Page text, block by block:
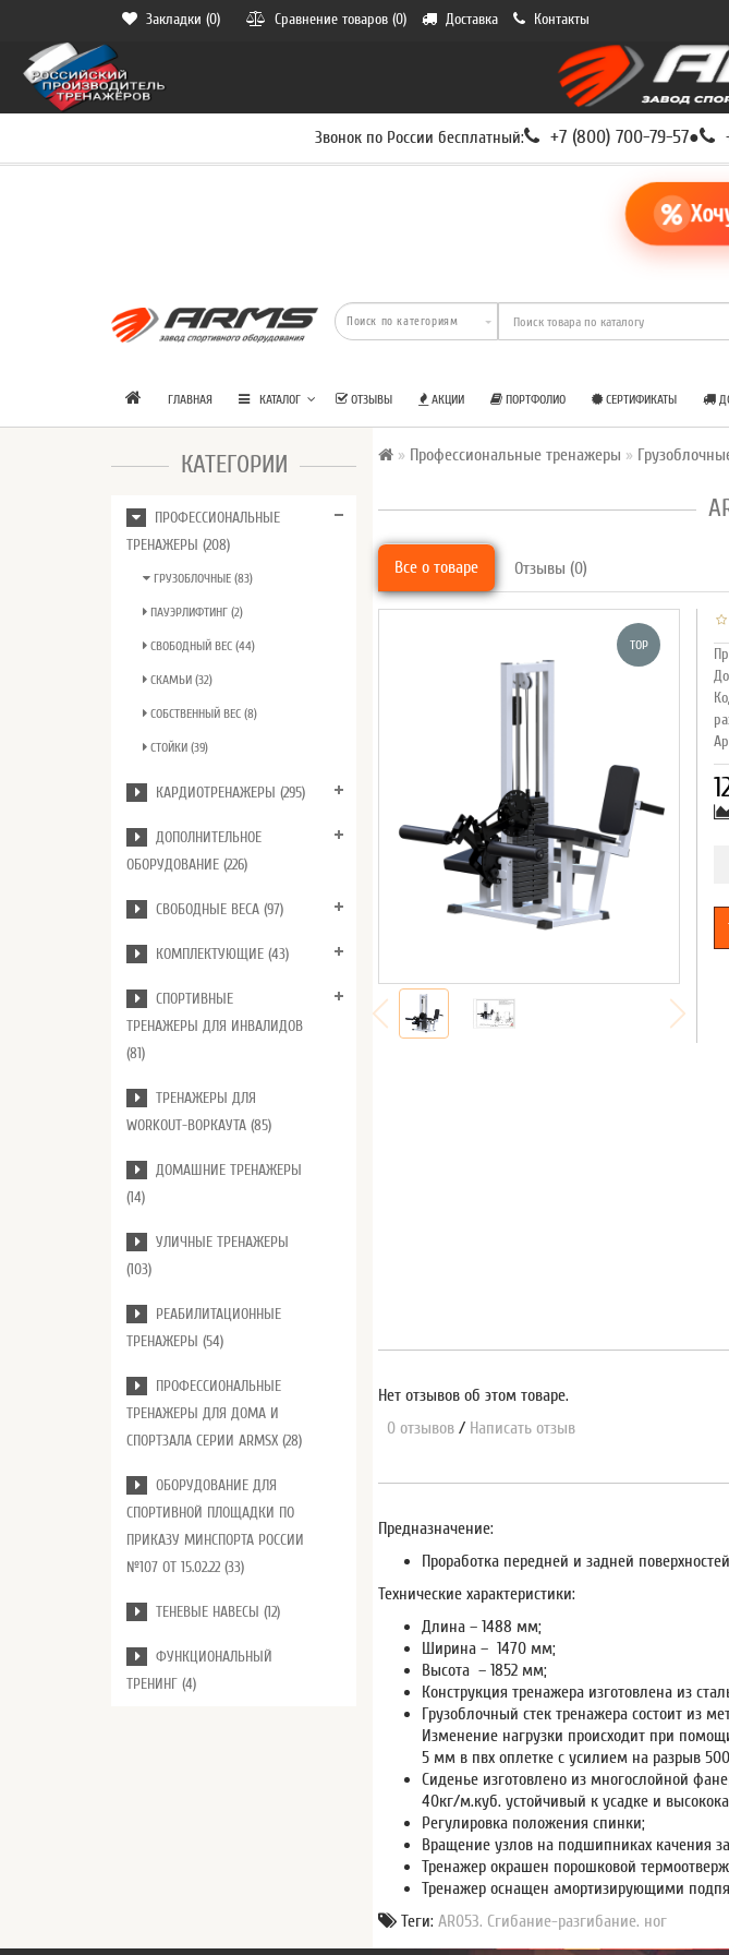
Закладки (0) Сравнение товаров (0) Доставка Контакты
Звонок по России бесплатный: +7 (800) 700-79-57●
ГЛАВНАЯ КАТАЛОГ ОТЗЫВЫ АКЦИИ ПОРТФОЛИО СЕРТИФИКАТЫ
КАТЕГОРИИ
ПРОФЕССИОНАЛЬНЫЕ
ТРЕНАЖЕРЫ (208)
ГРУЗОБЛОЧНЫЕ (83)
ПАУЭРЛИФТИНГ (2)
СВОБОДНЫЙ ВЕС (44)
СКАМЬИ (32)
СОБСТВЕННЫЙ ВЕС (8)
СТОЙКИ (39)
КАРДИОТРЕНАЖЕРЫ (295)
ДОПОЛНИТЕЛЬНОЕ
ОБОРУДОВАНИЕ (226)
СВОБОДНЫЕ ВЕСА (97)
КОМПЛЕКТУЮЩИЕ (43)
СПОРТИВНЫЕ
ТРЕНАЖЕРЫ ДЛЯ ИНВАЛИДОВ
(81)
ТРЕНАЖЕРЫ ДЛЯ
WORKOUT-ВОРКАУТА (85)
ДОМАШНИЕ ТРЕНАЖЕРЫ
(14)
УЛИЧНЫЕ ТРЕНАЖЕРЫ
(103)
РЕАБИЛИТАЦИОННЫЕ
ТРЕНАЖЕРЫ (54)
ПРОФЕССИОНАЛЬНЫЕ
ТРЕНАЖЕРЫ ДЛЯ ДОМА И
СПОРТЗАЛА СЕРИИ ARMSX (28)
ОБОРУДОВАНИЕ ДЛЯ
СПОРТИВНОЙ ПЛОЩАДКИ ПО
ПРИКАЗУ МИНСПОРТА РОССИИ
№107 ОТ 15.02.22 (33)
ТЕНЕВЫЕ НАВЕСЫ (12)
ФУНКЦИОНАЛЬНЫЙ
ТРЕНИНГ (4)
Профессиональные тренажеры
Все о товаре Отзывы (0)
TOP
Нет отзывов об этом товаре.
0 отзывов / Написать отзыв
Предназначение:
Проработка передней и задней
Технические характеристики:
Длина – 1488 мм;
Ширина – 1470 мм;
Высота – 1852 мм;
Конструкция тренажера изготовлена из
Грузоблочный стек тренажера состоит из
Изменение нагрузки происходит при
5 мм в пвх оплетке с усилием на разрыв
Сиденье изготовлено из многослойной
40кг/м.куб. устойчивый к усадке и
Регулировка положения спинки;
Вращение узлов на подшипниках качения
Тренажер окрашен порошковой
Тренажер оснащен амортизирующими
Теги:AR053. Сгибание-разгибание. ног